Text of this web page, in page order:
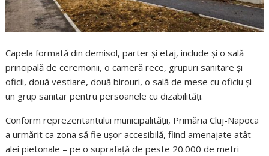
Capela formată din demisol, parter și etaj, include și o sală
principală de ceremonii, o cameră rece, grupuri sanitare și
oficii, două vestiare, două birouri, o sală de mese cu oficiu și
un grup sanitar pentru persoanele cu dizabilități.
Conform reprezentantului municipalității, Primăria Cluj-Napoca
a urmărit ca zona să fie ușor accesibilă, fiind amenajate atât
alei pietonale – pe o suprafață de peste 20.000 de metri